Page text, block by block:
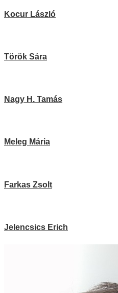
Kocur László
Török Sára
Nagy H. Tamás
Meleg Mária
Farkas Zsolt
Jelencsics Erich